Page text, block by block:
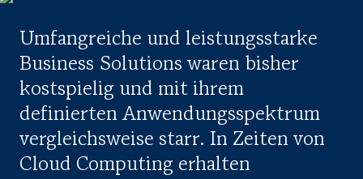
Umfangreiche und leistungsstarke
Business Solutions waren bisher
kostspielig und mit ihrem
definierten Anwendungs­spektrum
vergleichsweise starr. In Zeiten von
Cloud Computing erhalten